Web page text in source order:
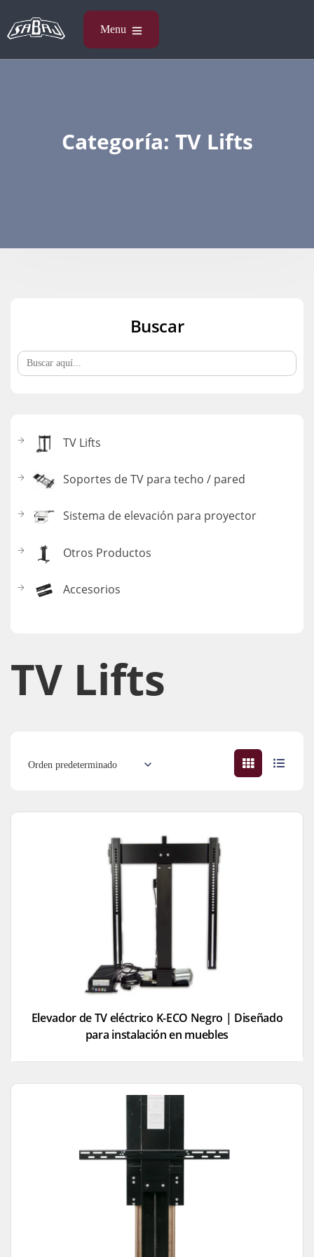
Categoría: TV Lifts
TV Lifts
Elevador de TV eléctrico K-ECO Negro | Diseñado
para instalación en muebles
Buscar
Buscar:
TV Lifts
Soportes de TV para techo / pared
Sistema de elevación para proyector
Otros Productos
Accesorios